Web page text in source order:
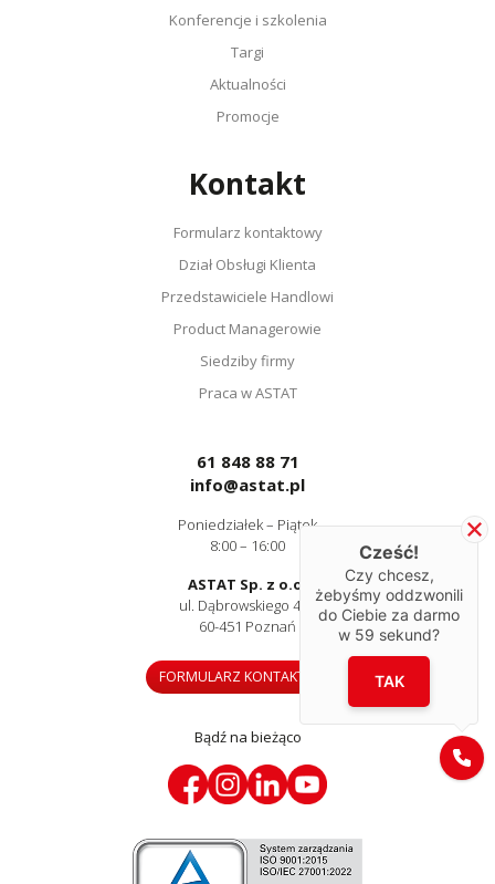
Konferencje i szkolenia
Targi
Aktualności
Promocje
Kontakt
Formularz kontaktowy
Dział Obsługi Klienta
Przedstawiciele Handlowi
Product Managerowie
Siedziby firmy
Praca w ASTAT
61 848 88 71
info@astat.pl
Poniedziałek – Piątek
8:00 – 16:00
ASTAT Sp. z o.o.
ul. Dąbrowskiego 441
60-451 Poznań
FORMULARZ KONTAKTOWY
Bądź na bieżąco
Cześć!
Czy chcesz,
żebyśmy oddzwonili
do Ciebie za darmo
w 59 sekund?
TAK